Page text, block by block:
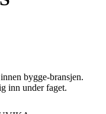
bygge-bransjen.
inn under faget.